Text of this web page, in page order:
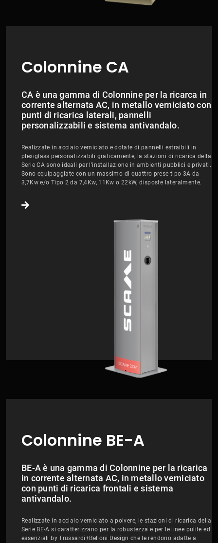
Colonnine CA
CA è una gamma di Colonnine per la ricarca in
corrente alternata AC, in metallo verniciato con
punti di ricarica laterali, pannelli
personalizzabili e sistema antivandalo.
Realizzate in acciaio verniciato e dotate di pannelli estraibili in
plexiglass personalizzabili graficamente, la stazioni di ricarica della
Serie CA sono ideali per l’installazione in ambienti pubblici e privati.
Sono equipaggiate con un massimo di quattro prese tipo 3A da
3,7Kw e/o Tipo 2 da 7,4Kw, 11Kw o 22kW, disposte lateralmente.
Colonnine BE-A
BE-A è una gamma di Colonnine per la ricarica
in corrente alternata AC, in metallo verniciato
con punti di ricarica frontali e sistema
antivandalo.
Realizzate in acciaio verniciato a polvere, le stazioni di ricarica della
Serie BE-A si caratterizzano per la robustezza e per le linee pulite ed
essenziali by Trussardi+Belloni Design che le rendono adatte a